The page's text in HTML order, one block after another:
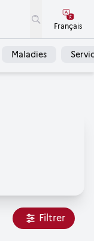
Français
Maladies
Filtrer